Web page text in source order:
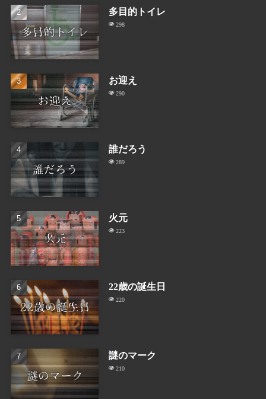
多目的トイレ
298
お迎え
290
誰だろう
289
火元
223
22歳の誕生日
220
謎のマーク
210